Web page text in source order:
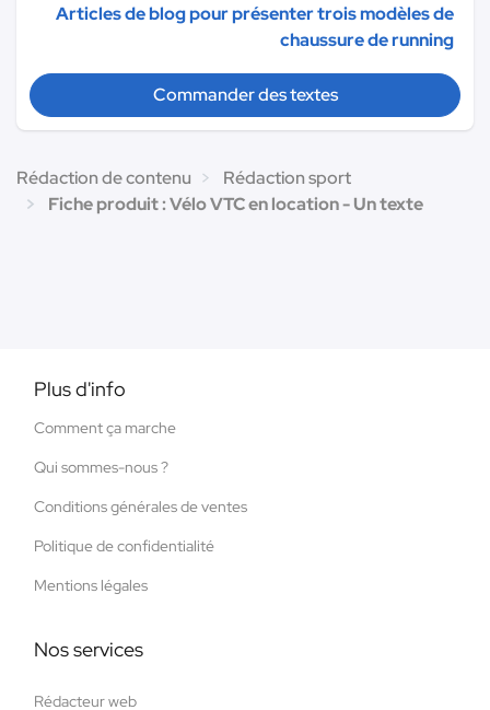
Articles de blog pour présenter trois modèles de
chaussure de running
Commander des textes
Rédaction de contenu
Rédaction sport
Fiche produit : Vélo VTC en location - Un texte
Plus d'info
Comment ça marche
Qui sommes-nous ?
Conditions générales de ventes
Politique de confidentialité
Mentions légales
Nos services
Rédacteur web